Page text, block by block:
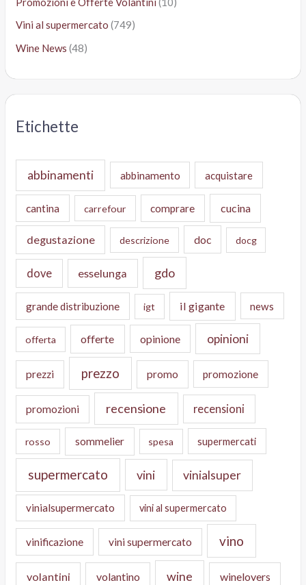
Vini al supermercato (749)
Wine News (48)
Etichette
abbinamenti abbinamento acquistare
cantina carrefour comprare cucina
degustazione descrizione doc docg
dove esselunga gdo
grande distribuzione igt il gigante news
offerta offerte opinione opinioni
prezzi prezzo promo promozione
promozioni recensione recensioni
rosso sommelier spesa supermercati
supermercato vini vinialsuper
vinialsupermercato vini al supermercato
vinificazione vini supermercato vino
volantini volantino wine winelovers